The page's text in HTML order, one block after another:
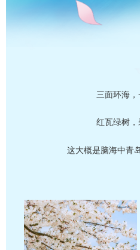
三面环海
红瓦绿树
这大概是脑海中青